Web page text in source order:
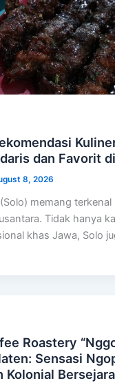
dan Favorit
8, 2026
memang terkenal
Tidak hanya
khas Jawa, Solo
Roastery
Sensasi
Kolonial